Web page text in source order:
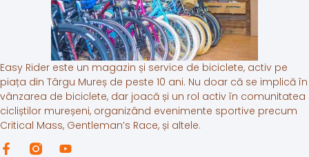
Easy Rider este un magazin și service de biciclete, activ pe
piața din Târgu Mureș de peste 10 ani. Nu doar că se implică în
vânzarea de biciclete, dar joacă și un rol activ în comunitatea
cicliștilor mureșeni, organizând evenimente sportive precum
Critical Mass, Gentleman’s Race, și altele.